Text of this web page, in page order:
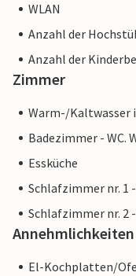
WLAN
Anzahl der
Anzahl der
Zimmer
Warm-/Kaltwasser
Badezimmer - WC.
Essküche
Schlafzimmer nr. 1
Schlafzimmer nr. 2
Annehmlichkeiten
El-Kochplatten/